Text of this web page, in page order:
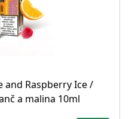
and Raspberry Ice /
a malina 10ml